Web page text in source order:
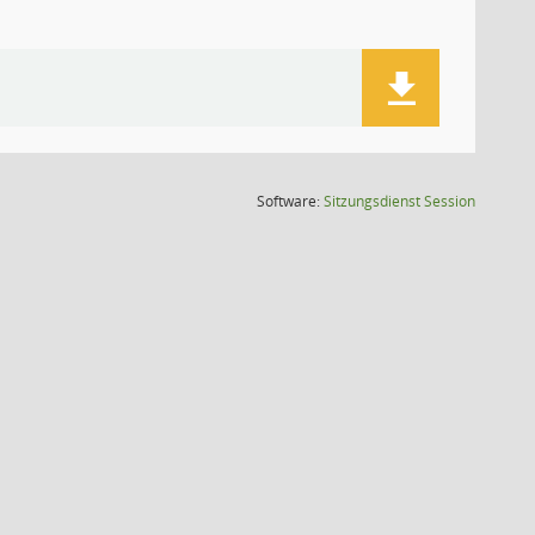
Software:SitzungsdienstSession(Wird in